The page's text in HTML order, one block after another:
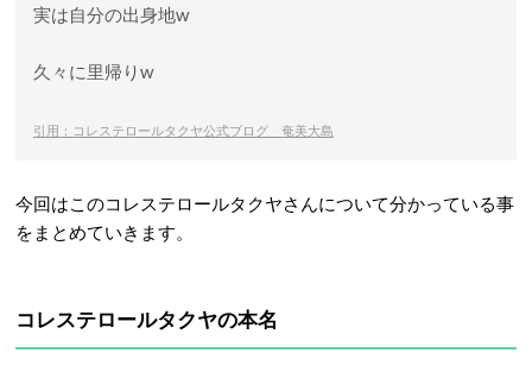
実は自分の出身地w
久々に里帰りw
引用：コレステロールタクヤ公式ブログ 奄美大島
今回はこのコレステロールタクヤさんについて分かっている事
をまとめていきます。
コレステロールタクヤの本名